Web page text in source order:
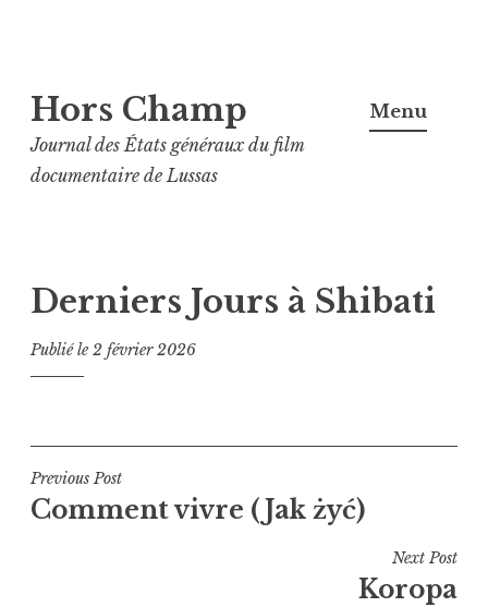
au
contenu
principal
Hors Champ
Journal des États généraux du film
documentaire de Lussas
Menu
Derniers Jours à Shibati
Publié le2 février 2026
Navigation
de
Previous Post
Comment vivre (Jak żyć)
Next Post
Koropa